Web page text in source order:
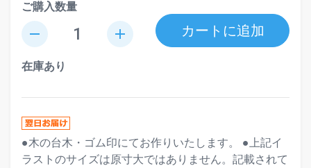
ご購入数量
remove add カートに追加
在庫あり
●木の台木・ゴム印にてお作りいたします。 ●上記イ
ラストのサイズは原寸大ではありません。記載されて